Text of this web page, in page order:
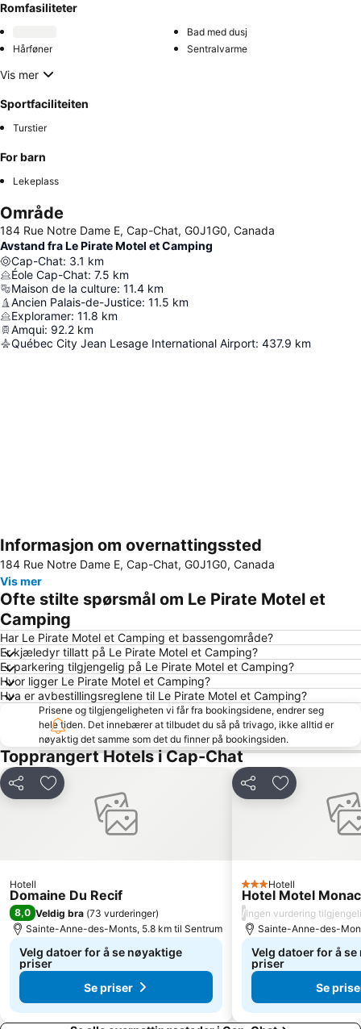
Romfasiliteter
Bad med dusj
Hårføner
Sentralvarme
Vis mer
Sportfaciliteiten
Turstier
For barn
Lekeplass
Område
184 Rue Notre Dame E, Cap-Chat, G0J1G0, Canada
Avstand fra Le Pirate Motel et Camping
Cap-Chat: 3.1 km
Éole Cap-Chat: 7.5 km
Maison de la culture: 11.4 km
Ancien Palais-de-Justice: 11.5 km
Exploramer: 11.8 km
Amqui: 92.2 km
Québec City Jean Lesage International Airport: 437.9 km
Utvid kartet
Informasjon om overnattingssted
184 Rue Notre Dame E, Cap-Chat, G0J1G0, Canada
Vis mer
Ofte stilte spørsmål om Le Pirate Motel et
Camping
Har Le Pirate Motel et Camping et bassengområde?
Er kjæledyr tillatt på Le Pirate Motel et Camping?
Er parkering tilgjengelig på Le Pirate Motel et Camping?
Hvor ligger Le Pirate Motel et Camping?
Hva er avbestillingsreglene til Le Pirate Motel et Camping?
Prisene og tilgjengeligheten vi får fra bookingsidene, endrer seg
hele tiden. Det innebærer at tilbudet du så på trivago, ikke alltid er
nøyaktig det samme som det du finner på bookingsiden.
Topprangert Hotels i Cap-Chat
Del Legg til i favoritter
Hotell
Domaine Du Recif
8,0 Veldig bra (73 vurderinger)
Sainte-Anne-des-Monts, 5.8 km til Sentrum
Velg datoer for å se nøyaktige
priser
Se priser
Del Legg til i
3 Stjerner
Hotell
Hotel Motel
/Ingen vurdering
Sainte-Anne-des-
Velg datoer for å
priser
Se